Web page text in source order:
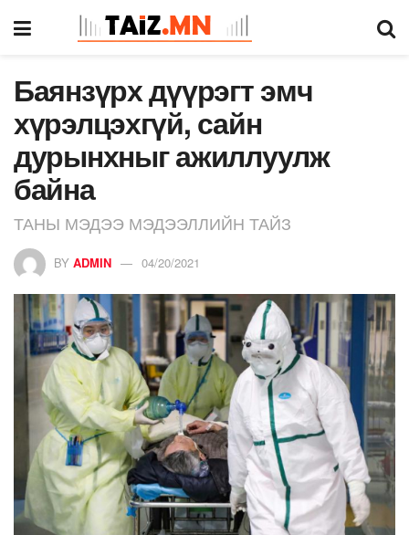
Баянзүрх дүүрэгт эмч
хүрэлцэхгүй, сайн
дурынхныг ажиллуулж
байна
ТАНЫ МЭДЭЭ МЭДЭЭЛЛИЙН ТАЙЗ
BY ADMIN 04/20/2021